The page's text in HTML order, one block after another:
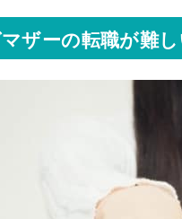
ザーの転職が難